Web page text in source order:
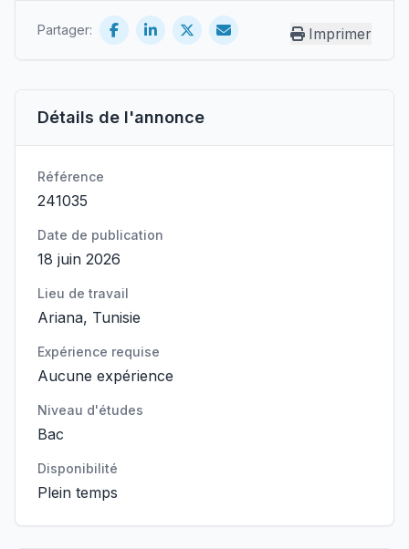
Détails de l'annonce
Référence
241035
Date de publication
18 juin 2026
Lieu de travail
Ariana, Tunisie
Expérience requise
Aucune expérience
Niveau d'études
Bac
Disponibilité
Plein temps
Partager: Imprimer